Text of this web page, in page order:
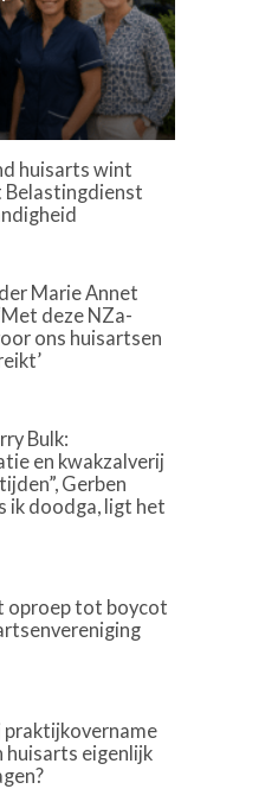
huisarts wint
Belastingdienst
Marie Annet
deze NZa-
ons huisartsen
Bulk:
en kwakzalverij
Gerben
ik doodga, ligt het
oproep tot boycot
huisarts eigenlijk